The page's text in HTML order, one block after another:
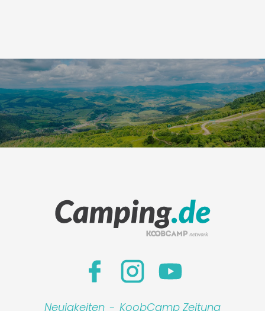
Neuigkeiten - KoobCamp Zeitung